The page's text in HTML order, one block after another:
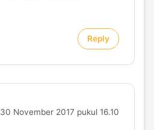
Reply
30 November 2017 pukul 16.10